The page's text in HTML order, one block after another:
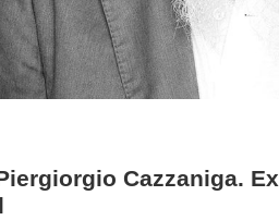
Cazzaniga.